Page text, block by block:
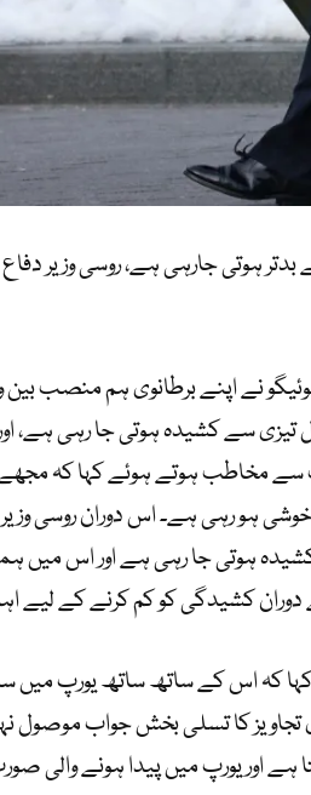
ہوتی جارہی ہے، روسی وزیر دفاع
نے اپنے برطانوی ہم منصب
تیزی سے کشیدہ ہوتی جا رہی ہے،
مخاطب ہوتے ہوئے کہا کہ مجھے
ہو رہی ہے۔ اس دوران روسی
ہوتی جا رہی ہے اور اس میں
دوران کشیدگی کو کم کرنے کے
کہ اس کے ساتھ ساتھ یورپ میں
تجاویز کا تسلی بخش جواب موصول
ہے اور یورپ میں پیدا ہونے والی